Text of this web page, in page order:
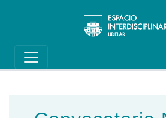
Main navigation